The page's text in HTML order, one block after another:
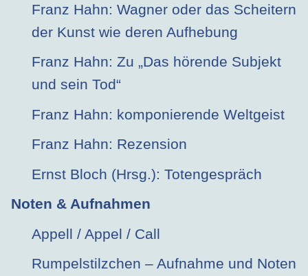
Franz Hahn: Wagner oder das Scheitern
der Kunst wie deren Aufhebung
Franz Hahn: Zu „Das hörende Subjekt
und sein Tod“
Franz Hahn: komponierende Weltgeist
Franz Hahn: Rezension
Ernst Bloch (Hrsg.): Totengespräch
Noten & Aufnahmen
Appell / Appel / Call
Rumpelstilzchen – Aufnahme und Noten